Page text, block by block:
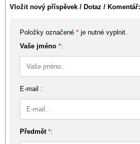
Vložit nový příspěvek / Dotaz / Komentář:
Položky označené * je nutné vyplnit.
Vaše jméno *:
E-mail :
Předmět *: